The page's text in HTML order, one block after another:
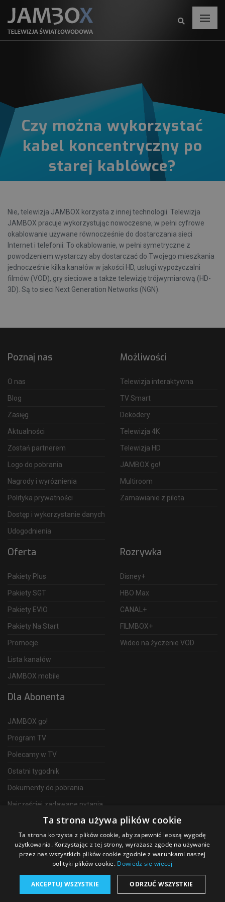
Czy można wykorzystać
kabel koncentryczny po
starej kablówce?
Nie, telewizja JAMBOX korzysta z innej technologii. Telewizja
JAMBOX pracuje wykorzystując nowoczesne, w pełni cyfrowe
okablowanie używane równocześnie do dostarczania sieci
Internet i telefonii. To okablowanie, w pełni symetryczne z
powodzeniem wystarczy aby dostarczać do Twojego mieszkania
jednocześnie kilka kanałów w jakości HD, usługi wypożyczalni
filmów (VOD), gry sieciowe a także telewizję trójwymiarową (HD-
3D). Są to sieci Next Generation Networks (NGN).
Poznaj nas
O nas
Blog
Zasięg
Aktualności
Zostań partnerem
Logo do pobrania
Nagrody i wyróżnienia
Polityka prywatności
Dostęp i wykorzystanie danych
Udogodnienia
Możliwości
Telewizja interaktywna
TV Smart
Dekodery
Telewizja 4K
Telewizja HD
JAMBOX go!
Multiroom
Zamawianie z pilota
Oferta
Pakiety Plus
Pakiety SGT
Pakiety EVIO
Pakiety Na Start
Promocje
Lista kanałów
JAMBOX mobile
Rozrywka
Disney+
HBO Max
CANAL+
FILMBOX+
Wideo na życzenie VOD
Dla Abonenta
JAMBOX go!
Program TV
Polecamy w TV
Ostatni tygodnik
Dokumenty do pobrania
Najczęściej zadawane pytania
Telewizja Światłowodowa
Ta strona używa plików cookie
Ta strona korzysta z plików cookie, aby zapewnić lepszą wygodę
użytkowania. Korzystając z tej strony, wyrażasz zgodę na używanie
przez nas wszystkich plików cookie zgodnie z warunkami naszej
polityki plików cookie. Dowiedz się więcej
AKCEPTUJ WSZYSTKIE ODRZUĆ WSZYSTKIE